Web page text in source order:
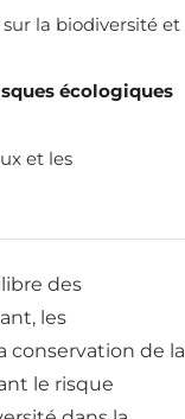
la biodiversité et
écologiques
et les
des
les
conservation de la
le risque